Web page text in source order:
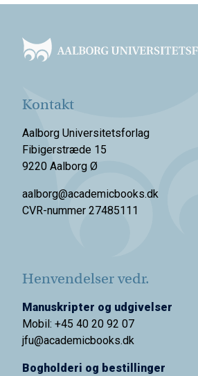
Kontakt
Aalborg Universitetsforlag
Fibigerstræde 15
9220 Aalborg Ø
aalborg@academicbooks.dk
CVR-nummer 27485111
Henvendelser vedr.
Manuskripter og udgivelser
Mobil: +45 40 20 92 07
jfu@academicbooks.dk
Bogholderi og bestillinger